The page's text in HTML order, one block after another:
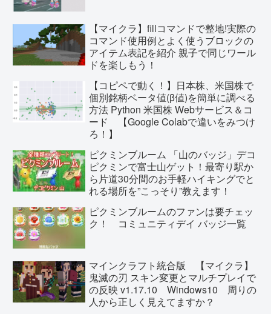
【マイクラ】fillコマンドで整地!実際の
コマンド使用例とよく使うブロックの
アイテム表記を紹介 親子で同じワール
ドを楽しもう！
【コピペで動く！】日本株、米国株で
個別銘柄ベータ値(β値)を簡単に調べる
方法 Python 米国株 Webサービス＆コ
ード 【Google Colabで違いをみつけ
ろ！】
ピクミンブルーム 「山のバッジ」デコ
ピクミンで富士山ゲット！最寄り駅か
ら片道30分間のお手軽ハイキングでと
れる場所を”こっそり”教えます！
ピクミンブルームのファンは要チェッ
ク！ コミュニティデイ バッジ一覧
マインクラフト統合版 【マイクラ】
鬼滅の刃 スキン変更とマルチプレイで
の反映 v1.17.10 Windows10 周りの
人から正しく見えてますか？